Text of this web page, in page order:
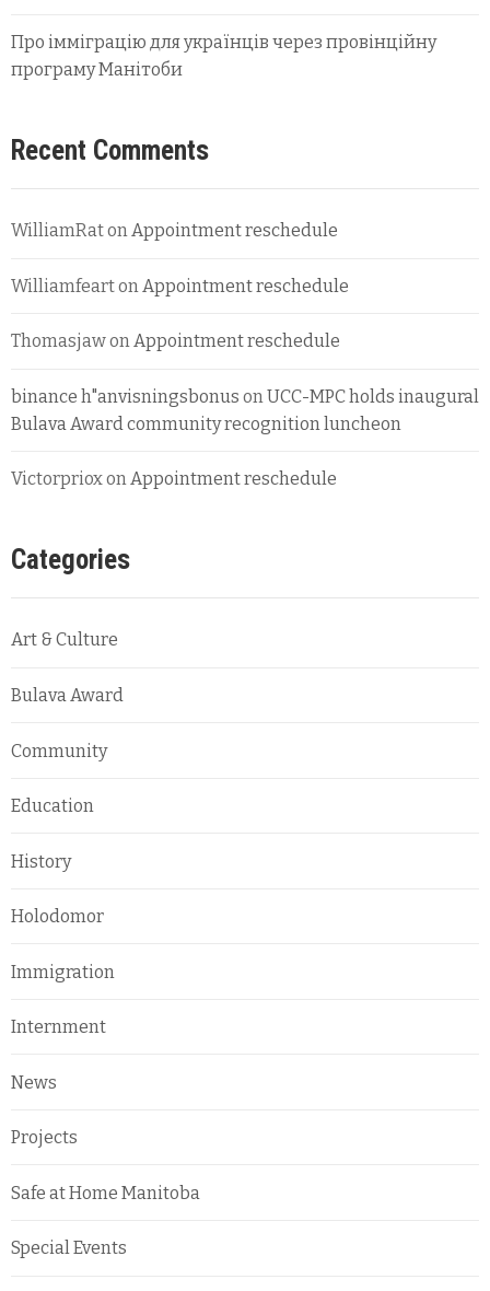
Про імміграцію для українців через провінційну
програму Манітоби
Recent Comments
WilliamRatonAppointment reschedule
WilliamfeartonAppointment reschedule
ThomasjawonAppointment reschedule
binance h"anvisningsbonus onUCC-MPC holds inaugural
Bulava Award community recognition luncheon
VictorprioxonAppointment reschedule
Categories
Art & Culture
Bulava Award
Community
Education
History
Holodomor
Immigration
Internment
News
Projects
Safe at Home Manitoba
Special Events